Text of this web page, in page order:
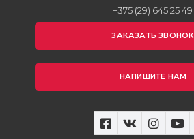
+375 (29) 645 25 49
ЗАКАЗАТЬ ЗВОНОК
НАПИШИТЕ НАМ